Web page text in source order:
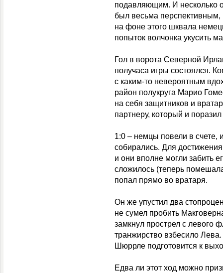
подавляющим. И несколько
был весьма
на фоне этого шквала
попыток волчонка укусить
Гол в ворота Северной
получаса игры состоялся.
с каким-то невероятным
район полукруга Марио
на себя защитников и
партнеру, который и
1:0 – немцы повели в счете,
собирались. Для
и они вполне могли забить
сложилось (теперь
попал прямо во вратаря.
Он же упустил два
не сумел пробить
замкнул прострел с левого
транжирство взбесило
Шюррле подготовится к
Едва ли этот ход можно